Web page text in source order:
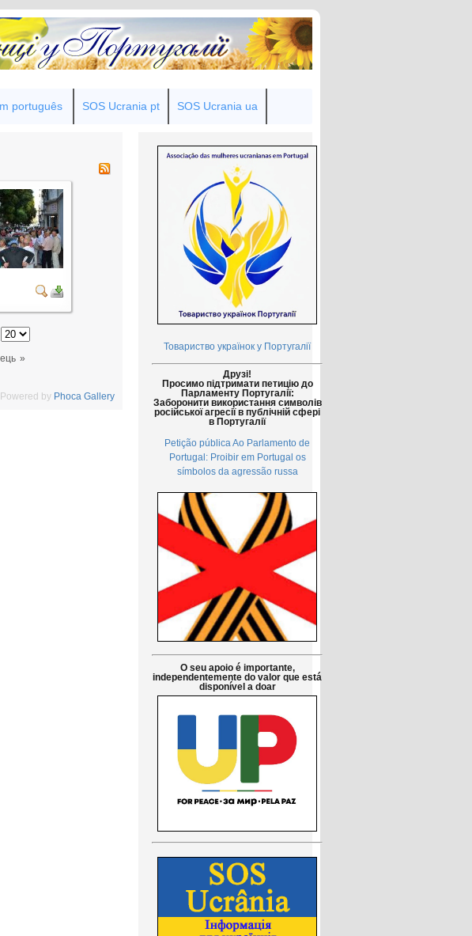
português SOS Ucrania pt SOS Ucrania ua
»
Powered by Phoca Gallery
Товариство українок у Португалії
Друзі!
Просимо підтримати петицію до
Парламенту Португалії:
Заборонити використання символів
російської агресії в публічній сфері
в Португалії
Petição pública Ao Parlamento de
Portugal: Proibir em Portugal os
símbolos da agressão russa
O seu apoio é importante,
independentemente do valor que está
disponível a doar